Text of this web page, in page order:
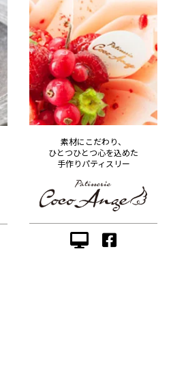
素材にこだわり、
ひとつひとつ心を込めた
手作りパティスリー